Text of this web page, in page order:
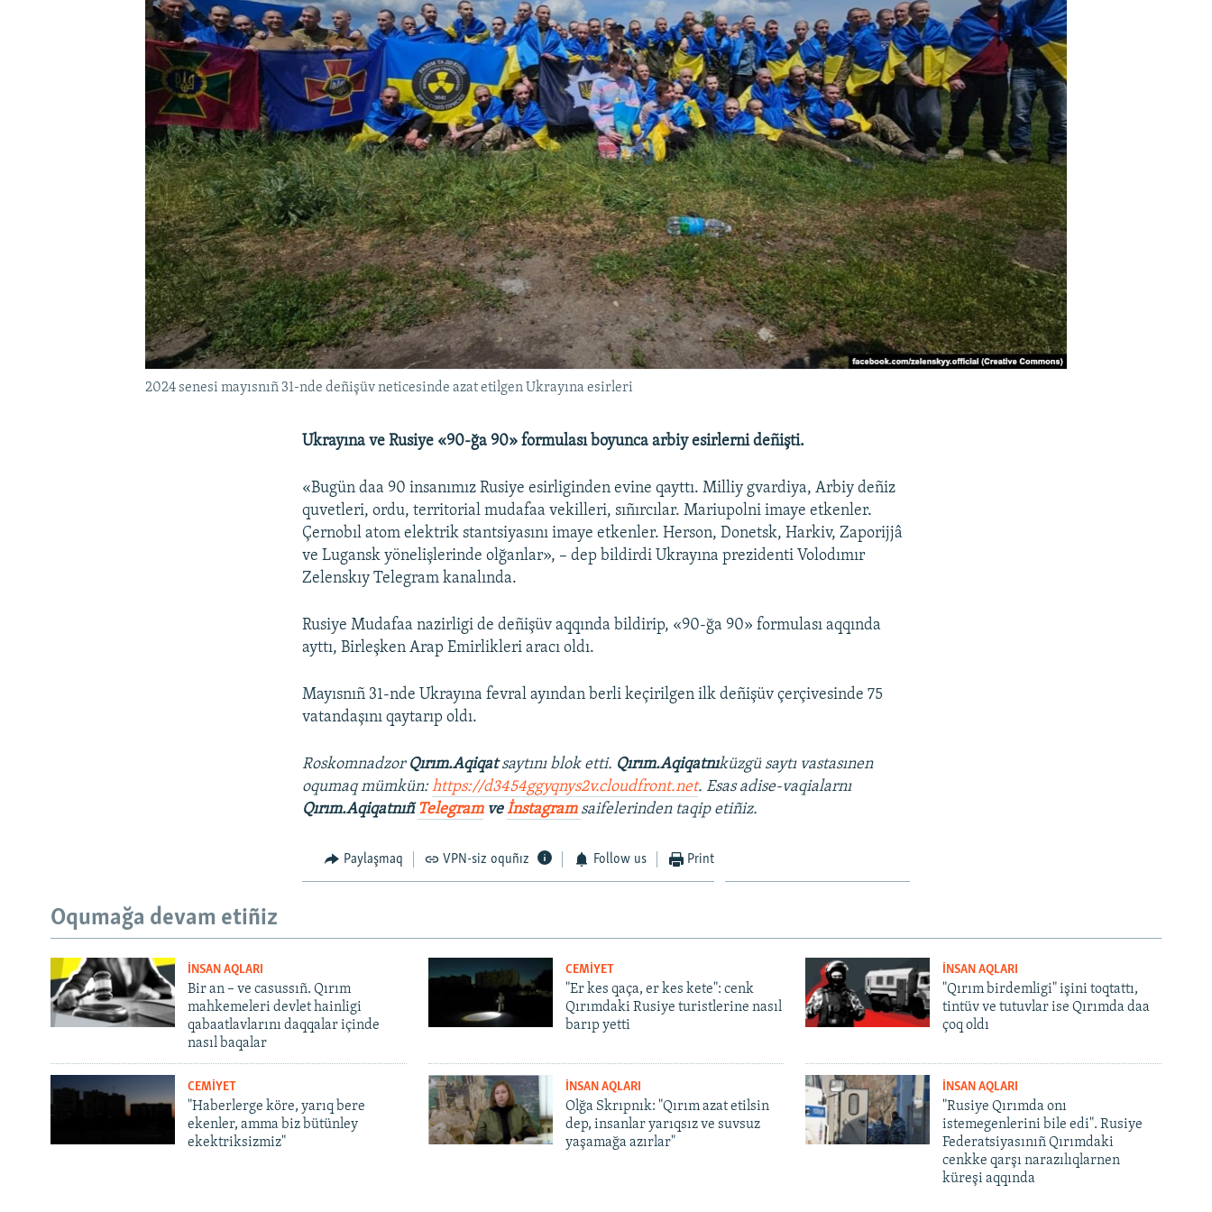
2024 senesi mayısnıñ 31-nde deñişüv neticesinde azat etilgen Ukrayına esirleri
Ukrayına ve Rusiye «90-ğa 90» formulası boyunca arbiy esirlerni deñişti.
«Bugün daa 90 insanımız Rusiye esirliginden evine qayttı. Milliy gvardiya, Arbiy deñiz
quvetleri, ordu, territorial mudafaa vekilleri, sıñırcılar. Mariupolni imaye etkenler.
Çernobıl atom elektrik stantsiyasını imaye etkenler. Herson, Donetsk, Harkiv, Zaporijjâ
ve Lugansk yönelişlerinde olğanlar», – dep bildirdi Ukrayına prezidenti Volodımır
Zelenskıy Telegram kanalında.
Rusiye Mudafaa nazirligi de deñişüv aqqında bildirip, «90-ğa 90» formulası aqqında
ayttı, Birleşken Arap Emirlikleri aracı oldı.
Mayısnıñ 31-nde Ukrayına fevral ayından berli keçirilgen ilk deñişüv çerçivesinde 75
vatandaşını qaytarıp oldı.
Roskomnadzor Qırım.Aqiqatsaytını blok etti. Qırım.Aqiqatnıküzgü saytı vastasınen
oqumaq mümkün:https://d3454ggyqnys2v.cloudfront.net. Esas adise-vaqialarnı
Qırım.AqiqatnıñTelegramveİnstagram saifelerinden taqip etiñiz.
Paylaşmaq VPN-siz oquñız Follow us Print
Oqumağa devam etiñiz
İNSAN AQLARI
Bir an – ve casussıñ. Qırım
mahkemeleri devlet hainligi
qabaatlavlarını daqqalar içinde
nasıl baqalar
CEMİYET
"Er kes qaça, er kes kete": cenk
Qırımdaki Rusiye turistlerine nasıl
barıp yetti
İNSAN AQLARI
"Qırım birdemligi" işini toqtattı,
tintüv ve tutuvlar ise Qırımda daa
çoq oldı
CEMİYET
"Haberlerge köre, yarıq bere
ekenler, amma biz bütünley
ekektriksizmiz"
İNSAN AQLARI
Olğa Skrıpnık: "Qırım azat etilsin
dep, insanlar yarıqsız ve suvsuz
yaşamağa azırlar"
İNSAN AQLARI
"Rusiye Qırımda onı
istemegenlerini bile edi". Rusiye
Federatsiyasınıñ Qırımdaki
cenkke qarşı narazılıqlarnen
küreşi aqqında